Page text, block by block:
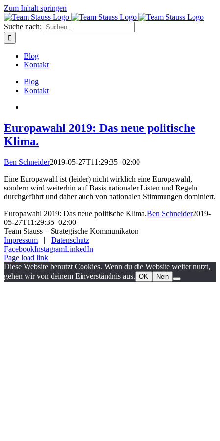
Zum Inhalt springen
Suche nach:
Blog
Kontakt
Blog
Kontakt
Europawahl 2019: Das neue politische
Klima.
Ben Schneider2019-05-27T11:29:35+02:00
Eine Europawahl ist (leider) nicht wirklich eine Europawahl,
sondern wird weiterhin auf Basis nationaler Listen und Regeln
durchgeführt und daher auch von nationalen Stimmungen dominiert.
Europawahl 2019: Das neue politische Klima.Ben Schneider2019-
05-27T11:29:35+02:00
Team Stauss – Strategische Kommunikaton
Impressum | Datenschutz
FacebookInstagramLinkedIn
Page load link
Diese Website benutzt Cookies. Wenn du die Website weiter nutzt,
gehen wir von deinem Einverständnis aus. OK Nein